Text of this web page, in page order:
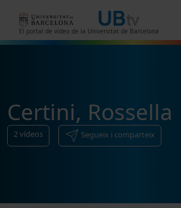
El portal de vídeo de la Universitat de Barcelona
Certini, Rossella
2vídeos Segueix i comparteix